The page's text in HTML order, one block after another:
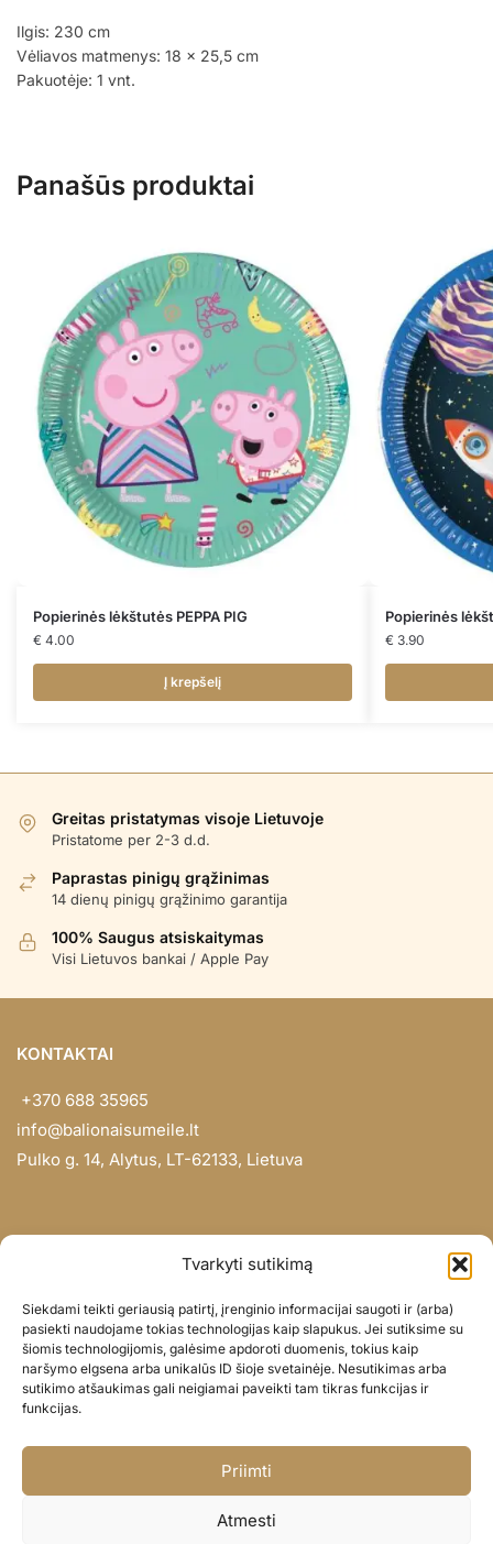
Tvarkyti sutikimą
Siekdami teikti geriausią patirtį, įrenginio informacijai saugoti ir (arba)
pasiekti naudojame tokias technologijas kaip slapukus. Jei sutiksime su
šiomis technologijomis, galėsime apdoroti duomenis, tokius kaip
naršymo elgsena arba unikalūs ID šioje svetainėje. Nesutikimas arba
sutikimo atšaukimas gali neigiamai paveikti tam tikras funkcijas ir
funkcijas.
Priimti
Atmesti
Ilgis: 230 cm
Vėliavos matmenys: 18 x 25,5 cm
Pakuotėje: 1 vnt.
Panašūs produktai
Popierinės lėkštutės PEPPA PIG
€ 4.00
Į krepšelį
Popierinės
€ 3.90
Greitas pristatymas visoje Lietuvoje
Pristatome per 2-3 d.d.
Paprastas pinigų grąžinimas
14 dienų pinigų grąžinimo garantija
100% Saugus atsiskaitymas
Visi Lietuvos bankai / Apple Pay
KONTAKTAI
+370 688 35965
info@balionaisumeile.lt
Pulko g. 14, Alytus, LT-62133, Lietuva
Didmena
Darbų portfolio
Privatumo politika
Parduotuvės politika